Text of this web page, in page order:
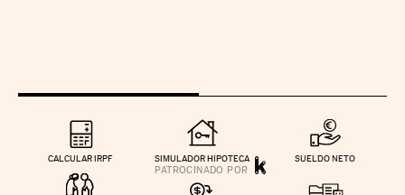
CALCULAR IRPF SIMULADOR HIPOTECA SUELDO NETO